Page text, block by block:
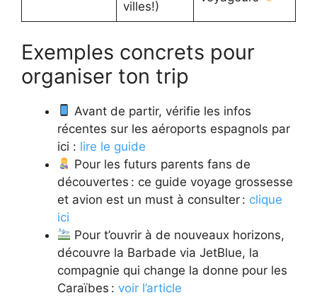
villes!)
Exemples concrets pour
organiser ton trip
Avant de partir, vérifie les infos
récentes sur les aéroports espagnols par
ici : lire le guide
Pour les futurs parents fans de
découvertes : ce guide voyage grossesse
et avion est un must à consulter : clique
ici
Pour t’ouvrir à de nouveaux horizons,
découvre la Barbade via JetBlue, la
compagnie qui change la donne pour les
Caraïbes : voir l’article